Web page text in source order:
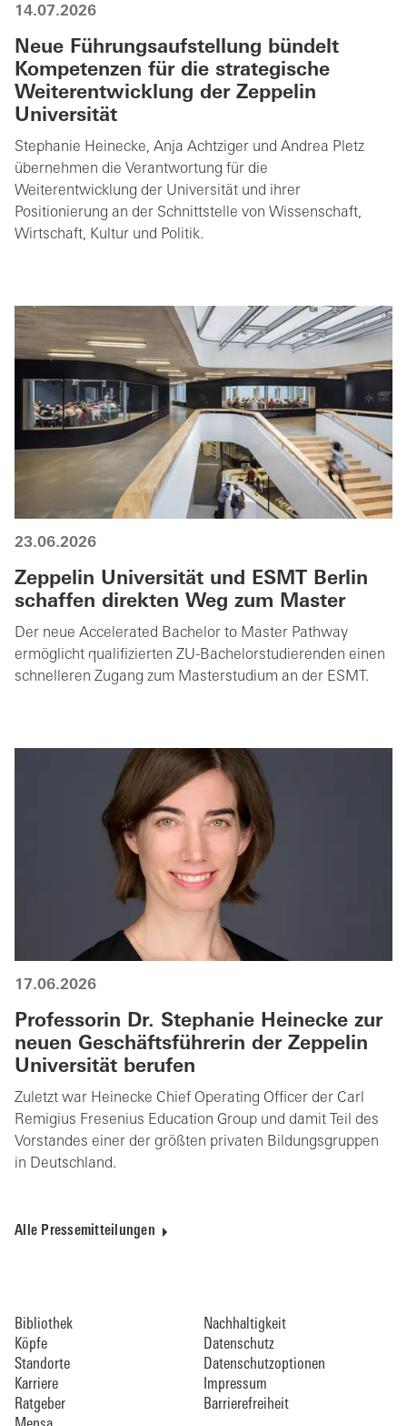
14.07.2026
Neue Führungsaufstellung bündelt
Kompetenzen für die strategische
Weiterentwicklung der Zeppelin
Universität
Stephanie Heinecke, Anja Achtziger und Andrea Pletz
übernehmen die Verantwortung für die
Weiterentwicklung der Universität und ihrer
Positionierung an der Schnittstelle von Wissenschaft,
Wirtschaft, Kultur und Politik.
23.06.2026
Zeppelin Universität und ESMT Berlin
schaffen direkten Weg zum Master
Der neue Accelerated Bachelor to Master Pathway
ermöglicht qualifizierten ZU-Bachelorstudierenden einen
schnelleren Zugang zum Masterstudium an der ESMT.
17.06.2026
Professorin Dr. Stephanie Heinecke zur
neuen Geschäftsführerin der Zeppelin
Universität berufen
Zuletzt war Heinecke Chief Operating Officer der Carl
Remigius Fresenius Education Group und damit Teil des
Vorstandes einer der größten privaten Bildungsgruppen
in Deutschland.
Alle Pressemitteilungen
Bibliothek
Köpfe
Standorte
Karriere
Ratgeber
Nachhaltigkeit
Datenschutz
Datenschutzoptionen
Impressum
Barrierefreiheit